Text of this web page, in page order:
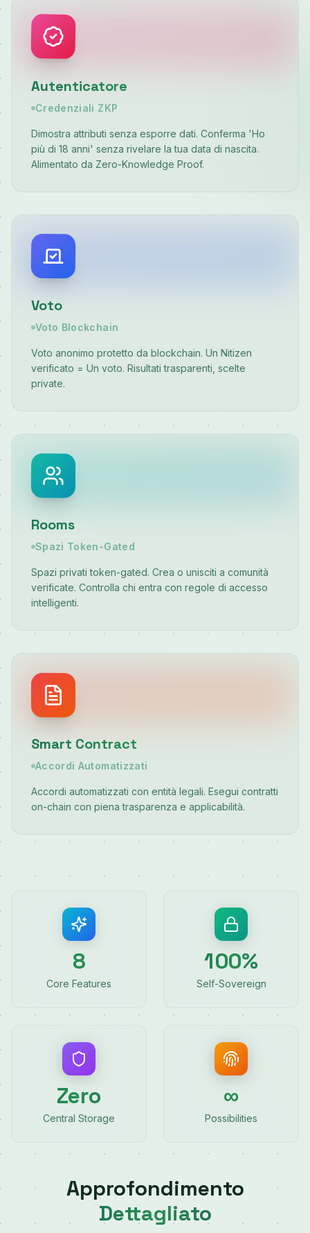
Autenticatore
Credenziali ZKP
Dimostra attributi senza esporre dati. Conferma 'Ho
più di 18 anni' senza rivelare la tua data di nascita.
Alimentato da Zero-Knowledge Proof.
Voto
Voto Blockchain
Voto anonimo protetto da blockchain. Un Nitizen
verificato = Un voto. Risultati trasparenti, scelte
private.
Rooms
Spazi Token-Gated
Spazi privati token-gated. Crea o unisciti a comunità
verificate. Controlla chi entra con regole di accesso
intelligenti.
Smart Contract
Accordi Automatizzati
Accordi automatizzati con entità legali. Esegui contratti
on-chain con piena trasparenza e applicabilità.
8
Core Features
100%
Self-Sovereign
Zero
Central Storage
∞
Possibilities
Approfondimento
Dettagliato